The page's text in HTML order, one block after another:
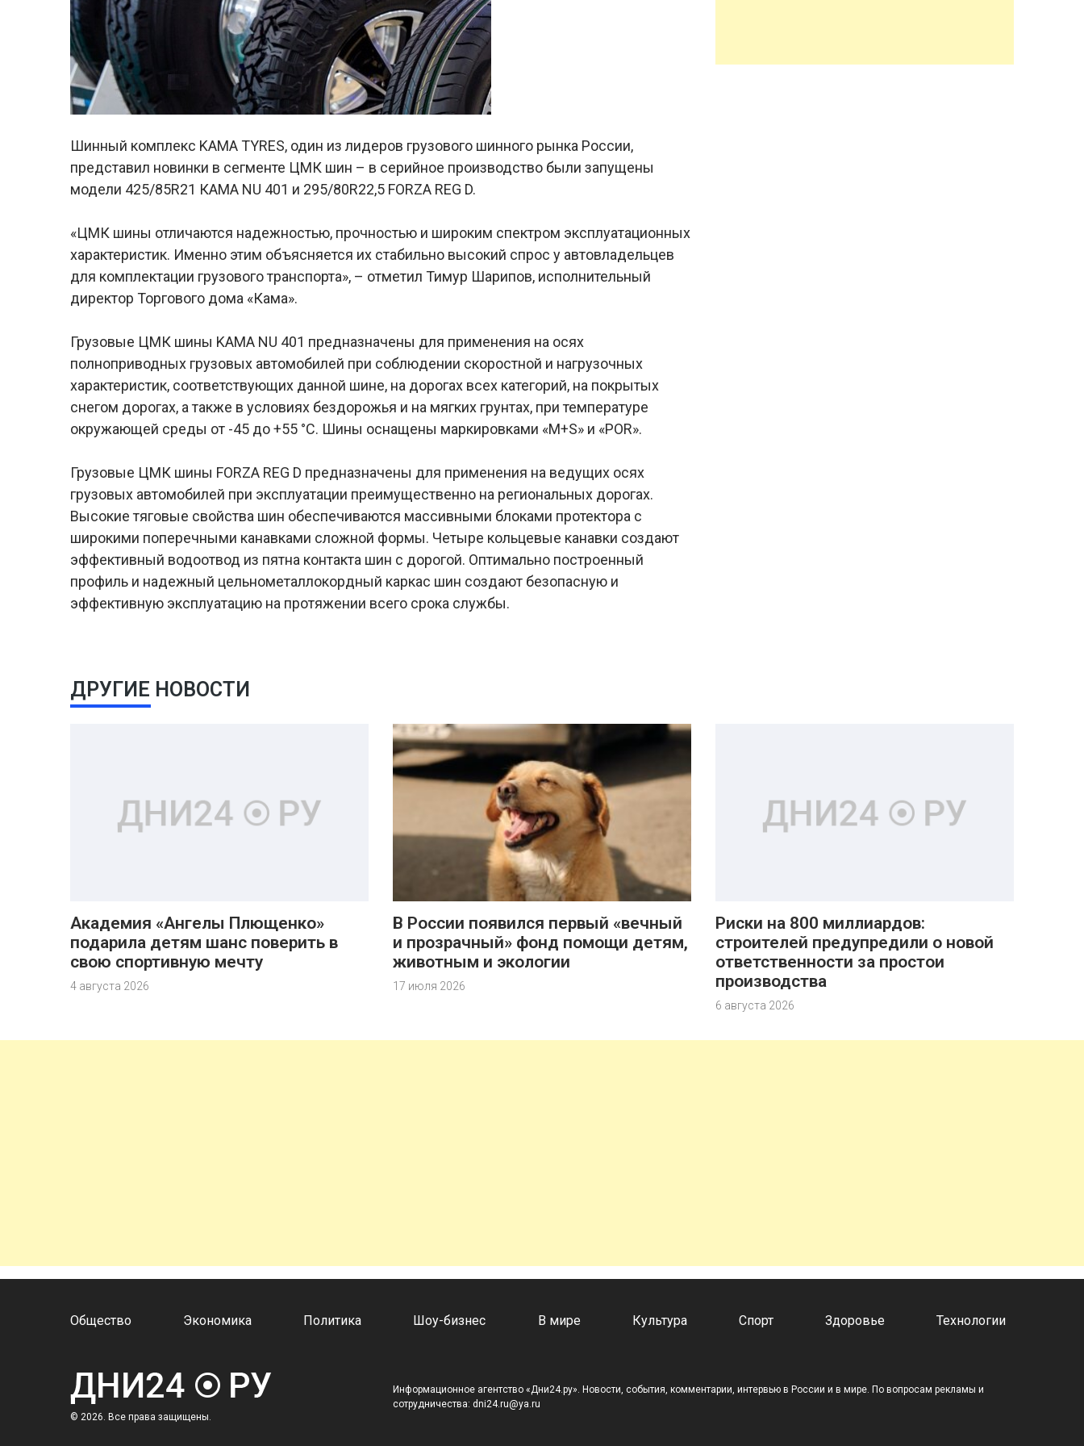
Шинный комплекс KAMA TYRES, один из лидеров грузового шинного рынка России,
представил новинки в сегменте ЦМК шин – в серийное производство были запущены
модели 425/85R21 КАМА NU 401 и 295/80R22,5 FORZA REG D.
«ЦМК шины отличаются надежностью, прочностью и широким спектром эксплуатационных
характеристик. Именно этим объясняется их стабильно высокий спрос у автовладельцев
для комплектации грузового транспорта», – отметил Тимур Шарипов, исполнительный
директор Торгового дома «Кама».
Грузовые ЦМК шины KAMA NU 401 предназначены для применения на осях
полноприводных грузовых автомобилей при соблюдении скоростной и нагрузочных
характеристик, соответствующих данной шине, на дорогах всех категорий, на покрытых
снегом дорогах, а также в условиях бездорожья и на мягких грунтах, при температуре
окружающей среды от -45 до +55 °C. Шины оснащены маркировками «M+S» и «POR».
Грузовые ЦМК шины FORZA REG D предназначены для применения на ведущих осях
грузовых автомобилей при эксплуатации преимущественно на региональных дорогах.
Высокие тяговые свойства шин обеспечиваются массивными блоками протектора с
широкими поперечными канавками сложной формы. Четыре кольцевые канавки создают
эффективный водоотвод из пятна контакта шин с дорогой. Оптимально построенный
профиль и надежный цельнометаллокордный каркас шин создают безопасную и
эффективную эксплуатацию на протяжении всего срока службы.
ДРУГИЕ НОВОСТИ
Академия «Ангелы Плющенко»
подарила детям шанс поверить в
свою спортивную мечту
4 августа 2026
В России появился первый «вечный
и прозрачный» фонд помощи детям,
животным и экологии
17 июля 2026
Риски на 800 миллиардов:
строителей предупредили о новой
ответственности за простои
производства
6 августа 2026
Общество Экономика Политика Шоу-бизнес В мире Культура Спорт Здоровье Технологии
© 2026. Все права защищены.
Информационное агентство «Дни24.ру». Новости, события, комментарии, интервью в России и в мире. По вопросам рекламы и
сотрудничества: dni24.ru@ya.ru